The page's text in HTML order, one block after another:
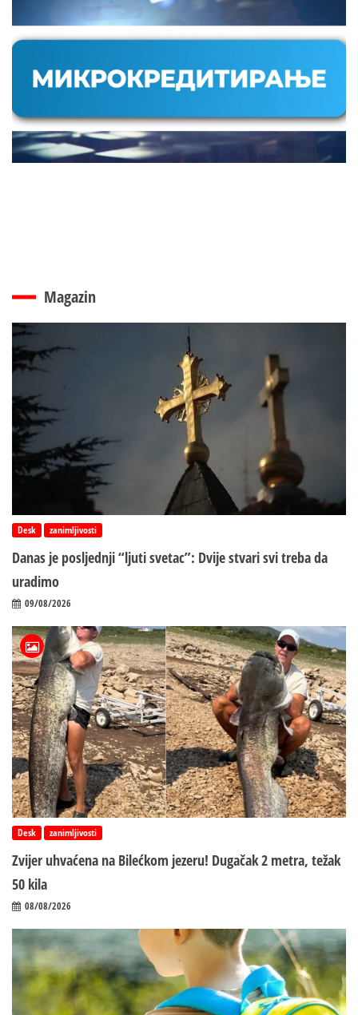
Magazin
Desk zanimljivosti
Danas je posljednji “ljuti svetac”: Dvije stvari svi treba da
uradimo
09/08/2026
Desk zanimljivosti
Zvijer uhvaćena na Bilećkom jezeru! Dugačak 2 metra, težak
50 kila
08/08/2026